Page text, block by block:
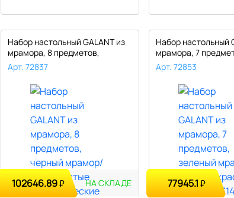
Набор настольный GALANT из
мрамора, 8 предметов,
черный..
Арт. 72837
102646.89₽ НА СКЛАДЕ
Набор настольный
мрамора, 7
зелены..
Арт. 72853
77945.1 ₽